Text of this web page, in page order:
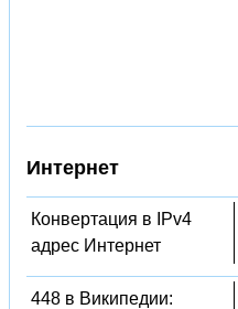
Интернет
Конвертация в IPv4
адрес Интернет
448 в Википедии: